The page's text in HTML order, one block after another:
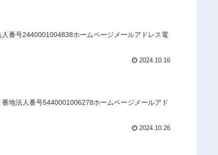
番号2440001004838ホームページメールアドレス電
2024.10.16
地法人番号5440001006278ホームページメールアド
2024.10.26